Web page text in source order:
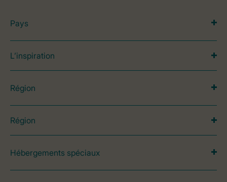
Pays
L’inspiration
Région
Région
Hébergements spéciaux